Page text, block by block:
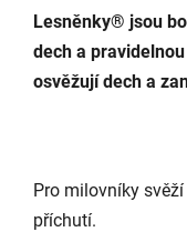
Lesněnky® jsou
dech a
osvěžují dech a
Pro milovníky
příchutí.